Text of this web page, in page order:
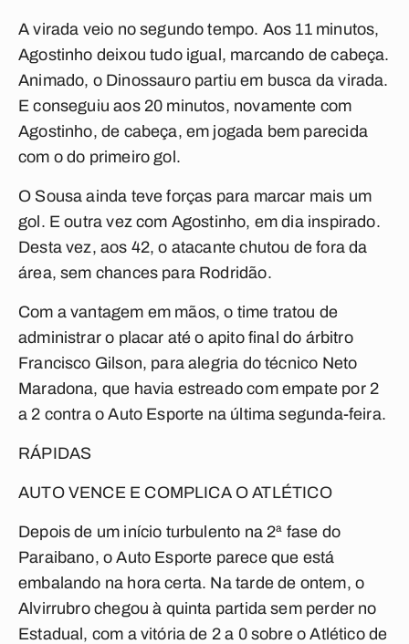
A virada veio no segundo tempo. Aos 11 minutos,
Agostinho deixou tudo igual, marcando de cabeça.
Animado, o Dinossauro partiu em busca da virada.
E conseguiu aos 20 minutos, novamente com
Agostinho, de cabeça, em jogada bem parecida
com o do primeiro gol.
O Sousa ainda teve forças para marcar mais um
gol. E outra vez com Agostinho, em dia inspirado.
Desta vez, aos 42, o atacante chutou de fora da
área, sem chances para Rodridão.
Com a vantagem em mãos, o time tratou de
administrar o placar até o apito final do árbitro
Francisco Gilson, para alegria do técnico Neto
Maradona, que havia estreado com empate por 2
a 2 contra o Auto Esporte na última segunda-feira.
RÁPIDAS
AUTO VENCE E COMPLICA O ATLÉTICO
Depois de um início turbulento na 2ª fase do
Paraibano, o Auto Esporte parece que está
embalando na hora certa. Na tarde de ontem, o
Alvirrubro chegou à quinta partida sem perder no
Estadual, com a vitória de 2 a 0 sobre o Atlético de